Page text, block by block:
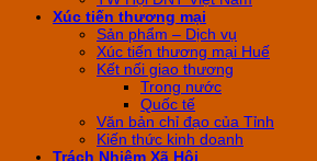
Xúc tiến thương mại
Sản phẩm – Dịch vụ
Xúc tiến thương mại Huế
Kết nối giao thương
Trong nước
Quốc tế
Văn bản chỉ đạo của Tỉnh
Kiến thức kinh doanh
Trách Nhiệm Xã Hội